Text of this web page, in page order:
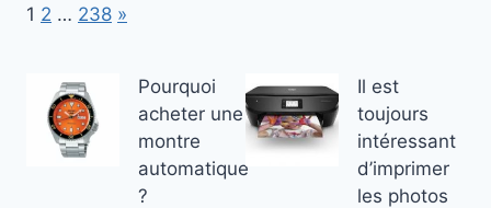
Page:
1 2 … 238 Next
»
Pourquoi
acheter une
montre
automatique
?
Il est
toujours
intéressant
d’imprimer
les photos